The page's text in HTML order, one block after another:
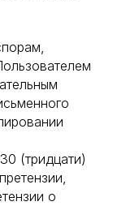
(тридцати)
о